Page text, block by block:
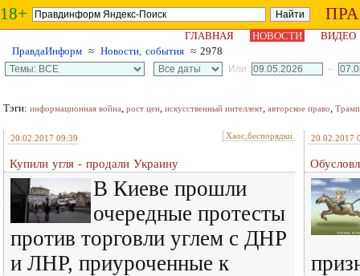
18+
ГЛАВНАЯ НОВОСТИ
ВИДЕО
ПравдаИнформ ≈ Новости, события ≈ 2978
Или: –
Тэги: информационная война, рост цен, искусственный интеллект, авторское право, Трамп
20.02.2017 09:39 Хаос,беспорядки
Купили угля - продали Украину
В Киеве прошли
очередные протесты
против торговли углем с ДНР
и ЛНР, приуроченные к
20.02.2017